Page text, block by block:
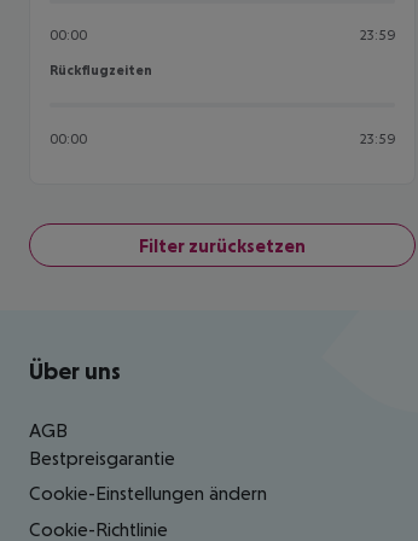
00:00 23:59
Rückflugzeiten
Rückflugzeiten
00:00 23:59
Filter zurücksetzen
Footer navigation
Über uns
AGB
Bestpreisgarantie
Cookie-Einstellungen ändern
Cookie-Richtlinie